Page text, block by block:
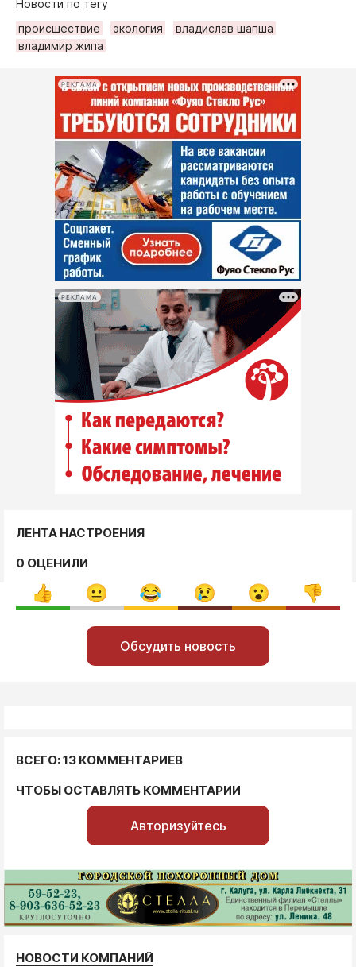
Новости по тегу
происшествие
экология
владислав шапша
владимир жипа
РЕКЛАМА
РЕКЛАМА
ЛЕНТА НАСТРОЕНИЯ
0 ОЦЕНИЛИ
Обсудить новость
ВСЕГО: 13 КОММЕНТАРИЕВ
ЧТОБЫ ОСТАВЛЯТЬ КОММЕНТАРИИ
Авторизуйтесь
НОВОСТИ КОМПАНИЙ